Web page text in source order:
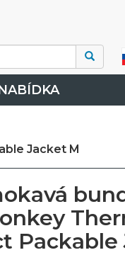
Jacket M
Packable